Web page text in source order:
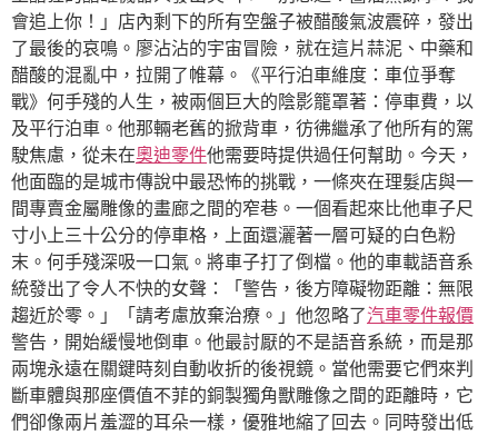
會追上你！」店內剩下的所有空盤子被醋酸氣波震碎，發出
了最後的哀鳴。廖沾沾的宇宙冒險，就在這片蒜泥、中藥和
醋酸的混亂中，拉開了帷幕。《平行泊車維度：車位爭奪
戰》何手殘的人生，被兩個巨大的陰影籠罩著：停車費，以
及平行泊車。他那輛老舊的掀背車，彷彿繼承了他所有的駕
駛焦慮，從未在奧迪零件他需要時提供過任何幫助。今天，
他面臨的是城市傳說中最恐怖的挑戰，一條夾在理髮店與一
間專賣金屬雕像的畫廊之間的窄巷。一個看起來比他車子尺
寸小上三十公分的停車格，上面還灑著一層可疑的白色粉
末。何手殘深吸一口氣。將車子打了倒檔。他的車載語音系
統發出了令人不快的女聲：「警告，後方障礙物距離：無限
趨近於零。」「請考慮放棄治療。」他忽略了汽車零件報價
警告，開始緩慢地倒車。他最討厭的不是語音系統，而是那
兩塊永遠在關鍵時刻自動收折的後視鏡。當他需要它們來判
斷車體與那座價值不菲的銅製獨角獸雕像之間的距離時，它
們卻像兩片羞澀的耳朵一樣，優雅地縮了回去。同時發出低